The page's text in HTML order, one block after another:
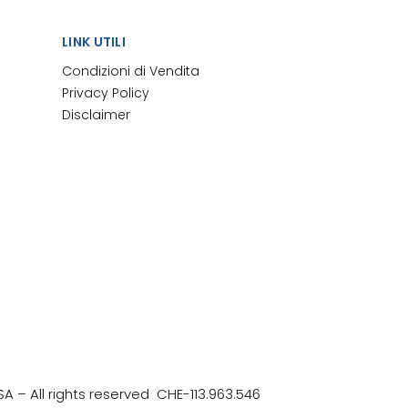
LINK UTILI
Condizioni di Vendita
Privacy Policy
Disclaimer
– All rights reserved CHE-113.963.546